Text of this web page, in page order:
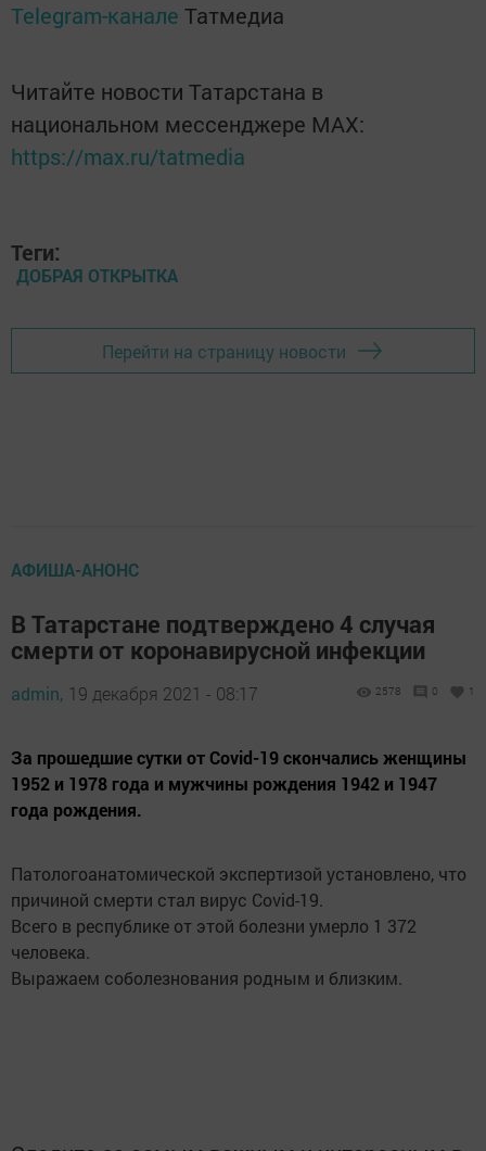
Telegram-канале Татмедиа
Читайте новости Татарстана в
национальном мессенджере MАХ:
https://max.ru/tatmedia
Теги:
ДОБРАЯ ОТКРЫТКА
Перейти на страницу новости
АФИША-АНОНС
В Татарстане подтверждено 4 случая
смерти от коронавирусной инфекции
admin, 19 декабря 2021 - 08:17 2578 0 1
За прошедшие сутки от Covid-19 скончались женщины
1952 и 1978 года и мужчины рождения 1942 и 1947
года рождения.
Патологоанатомической экспертизой установлено, что
причиной смерти стал вирус Covid-19.
Всего в республике от этой болезни умерло 1 372
человека.
Выражаем соболезнования родным и близким.